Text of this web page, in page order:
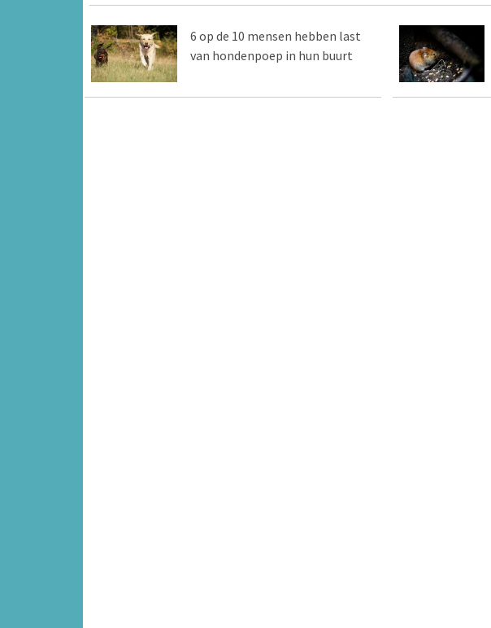
6 op de 10 mensen hebben last
van hondenpoep in hun buurt